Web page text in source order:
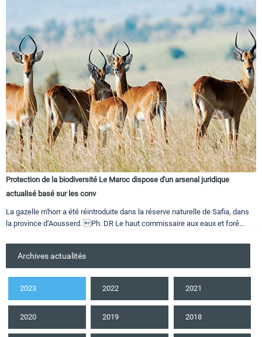
Protection de la biodiversité Le Maroc dispose d'un arsenal juridique
actualisé basé sur les conv
La gazelle m'horr a été réintroduite dans la réserve naturelle de Safia, dans
la province d’Aousserd. Ph. DR Le haut commissaire aux eaux et forê...
Archives actualités
2023 2022 2021
2020 2019 2018